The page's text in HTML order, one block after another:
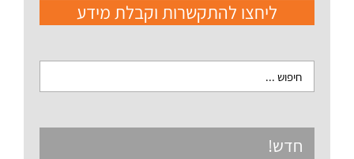
ליחצו להתקשרות וקבלת מידע
חדש!